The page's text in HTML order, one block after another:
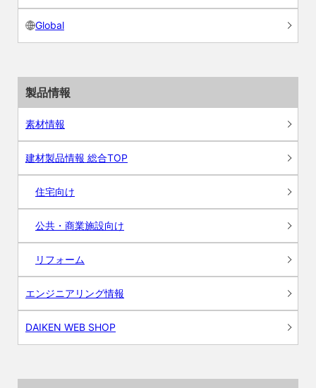
Global
製品情報
素材情報
建材製品情報 総合TOP
住宅向け
公共・商業施設向け
リフォーム
エンジニアリング情報
DAIKEN WEB SHOP